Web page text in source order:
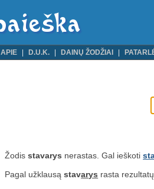
APIE D.U.K. DAINŲ ŽODŽIAI
Žodisstavarys nerastas. Gal ieškoti
Pagal užklausąstavarys rasta